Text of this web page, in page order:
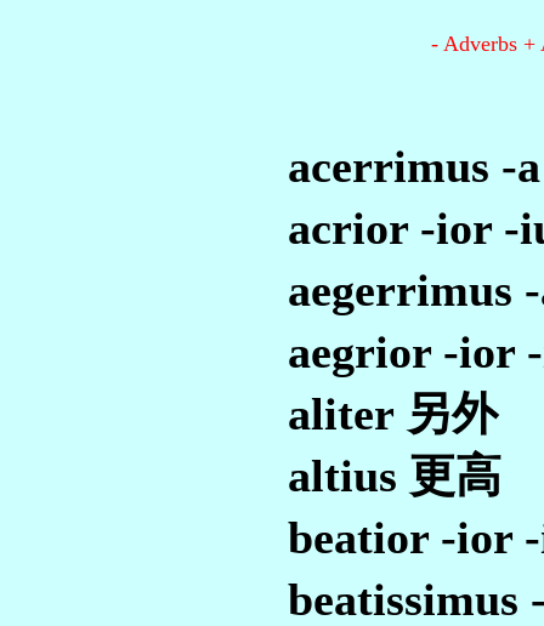
- Adverbs +
acerrimus -
acrior -ior -
aegerrimus
aegrior -ior
aliter 另外
altius 更高
beatior -ior
beatissimus